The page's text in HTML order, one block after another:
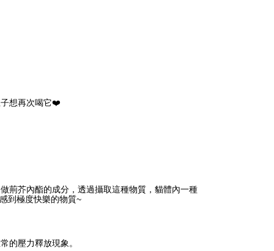
子想再次喝它❤️
荊芥內酯的成分，透過攝取這種物質，貓體內一種
到極度快樂的物質~
的壓力釋放現象。